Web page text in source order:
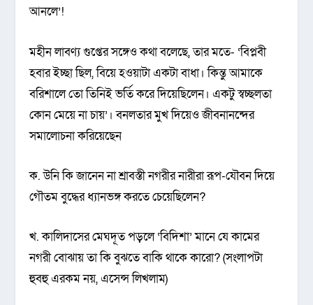
আনলে’!
মহীন লাবণ্য গুপ্তের সঙ্গেও কথা বলেছে, তার মতে- ‘বিপ্লবী
হবার ইচ্ছা ছিল, বিয়ে হওয়াটা একটা বাধা। কিন্তু আমাকে
বরিশালে তো তিনিই ভর্তি করে দিয়েছিলেন। একটু স্বচ্ছলতা
কোন মেয়ে না চায়’। বনলতার মুখ দিয়েও জীবনানন্দের
সমালোচনা করিয়েছেন
ক. উনি কি জানেন না শ্রাবস্তী নগরীর নারীরা রূপ-যৌবন দিয়ে
গৌতম বুদ্ধের ধ্যানভঙ্গ করতে চেয়েছিলেন?
খ. কালিদাসের মেঘদূত পড়লে ‘বিদিশা’ মানে যে কামের
নগরী বোঝায় তা কি বুঝতে বাকি থাকে কারো? (সংলাপটা
হুবহু এরকম নয়, এসেন্স লিখলাম)